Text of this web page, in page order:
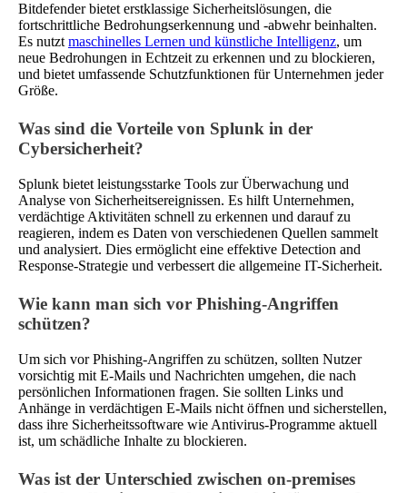
Bitdefender bietet erstklassige Sicherheitslösungen, die
fortschrittliche Bedrohungserkennung und -abwehr beinhalten.
Es nutztmaschinelles Lernen und künstliche Intelligenz, um
neue Bedrohungen in Echtzeit zu erkennen und zu blockieren,
und bietet umfassende Schutzfunktionen für Unternehmen jeder
Größe.
Was sind die Vorteile von Splunk in der
Cybersicherheit?
Splunk bietet leistungsstarke Tools zur Überwachung und
Analyse von Sicherheitsereignissen. Es hilft Unternehmen,
verdächtige Aktivitäten schnell zu erkennen und darauf zu
reagieren, indem es Daten von verschiedenen Quellen sammelt
und analysiert. Dies ermöglicht eine effektive Detection and
Response-Strategie und verbessert die allgemeine IT-Sicherheit.
Wie kann man sich vor Phishing-Angriffen
schützen?
Um sich vor Phishing-Angriffen zu schützen, sollten Nutzer
vorsichtig mit E-Mails und Nachrichten umgehen, die nach
persönlichen Informationen fragen. Sie sollten Links und
Anhänge in verdächtigen E-Mails nicht öffnen und sicherstellen,
dass ihre Sicherheitssoftware wie Antivirus-Programme aktuell
ist, um schädliche Inhalte zu blockieren.
Was ist der Unterschied zwischen on-premises